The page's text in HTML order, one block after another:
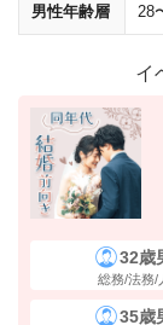
丸ノ内線改札を出て
男性年齢層 28
イ
32歳
総務/法務/
35歳